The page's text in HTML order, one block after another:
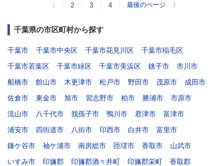
1 2 3 4 最後のページ 〉
千葉県の市区町村から探す
千葉市 千葉市中央区 千葉市花見川区
千葉市稲毛区
千葉市若葉区
千葉市緑区 千葉市美浜区 銚子市
市川市
船橋市
館山市 木更津市 松戸市 野田市 茂原市
成田市
佐倉市
東金市 旭市 習志野市 柏市 勝浦市
市原市
流山市
八千代市 我孫子市 鴨川市 君津市
富津市
浦安市
四街道市 八街市 印西市 白井市
富里市
鎌ケ谷市
袖ケ浦市 南房総市 匝瑳市 香取市
山武市
いすみ市
印旛郡 印旛郡酒々井町 印旛郡栄町
香取郡